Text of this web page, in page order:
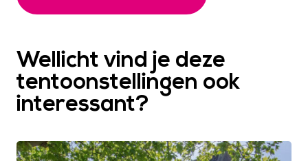
Wellicht vind je deze
tentoonstellingen ook
interessant?